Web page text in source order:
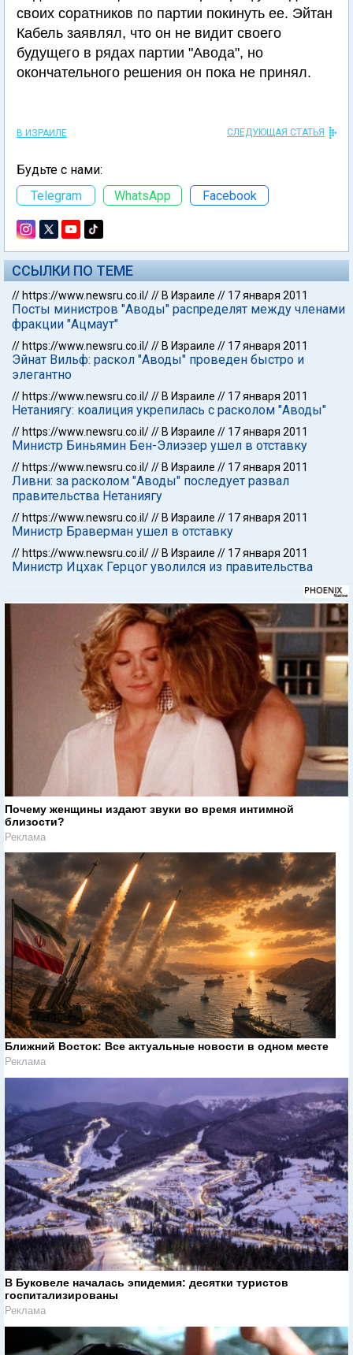
своих соратников по партии покинуть ее. Эйтан
Кабель заявлял, что он не видит своего
будущего в рядах партии "Авода", но
окончательного решения он пока не принял.
В ИЗРАИЛЕ СЛЕДУЮЩАЯ СТАТЬЯ
Будьте с нами:
Telegram
WhatsApp Facebook
ССЫЛКИ ПО ТЕМЕ
// https://www.newsru.co.il/// В Израиле // 17 января 2011
Посты министров "Аводы" распределят между членами
фракции "Ацмаут"
// https://www.newsru.co.il/// В Израиле // 17 января 2011
Эйнат Вильф: раскол "Аводы" проведен быстро и
элегантно
// https://www.newsru.co.il/// В Израиле // 17 января 2011
Нетаниягу: коалиция укрепилась с расколом "Аводы"
// https://www.newsru.co.il/// В Израиле // 17 января 2011
Министр Биньямин Бен-Элиэзер ушел в отставку
// https://www.newsru.co.il/// В Израиле // 17 января 2011
Ливни: за расколом "Аводы" последует развал
правительства Нетаниягу
// https://www.newsru.co.il/// В Израиле // 17 января 2011
Министр Браверман ушел в отставку
// https://www.newsru.co.il/// В Израиле // 17 января 2011
Министр Ицхак Герцог уволился из правительства
Почему женщины издают звуки во время интимной
близости?
Реклама
Ближний Восток: Все актуальные новости в одном месте
Реклама
В Буковеле началась эпидемия: десятки туристов
госпитализированы
Реклама